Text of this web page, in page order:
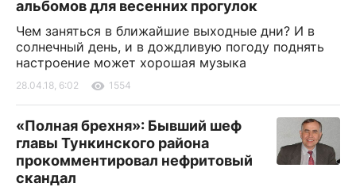
альбомов для весенних прогулок
Чем заняться в ближайшие выходные дни? И в
солнечный день, и в дождливую погоду поднять
настроение может хорошая музыка
28.04.18, 6:02 1554
«Полная брехня»: Бывший шеф
главы Тункинского района
прокомментировал нефритовый
скандал